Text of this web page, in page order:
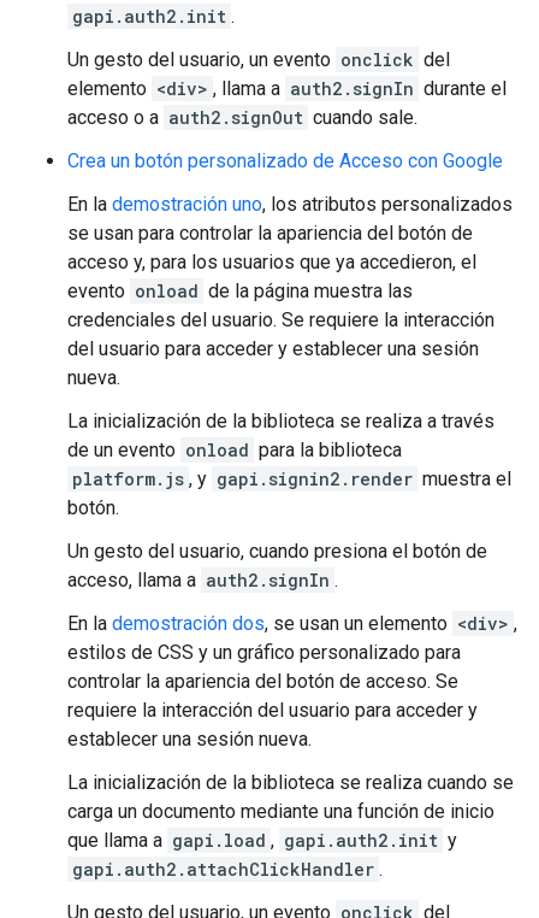
gapi.auth2.init .
Un gesto del usuario, un evento onclick del
elemento <div> , llama a auth2.signIn durante el
acceso o a auth2.signOut cuando sale.
Crea un botón personalizado de Acceso con Google
En la demostración uno, los atributos personalizados
se usan para controlar la apariencia del botón de
acceso y, para los usuarios que ya accedieron, el
evento onload de la página muestra las
credenciales del usuario. Se requiere la interacción
del usuario para acceder y establecer una sesión
nueva.
La inicialización de la biblioteca se realiza a través
de un evento onload para la biblioteca
platform.js , y gapi.signin2.render muestra el
botón.
Un gesto del usuario, cuando presiona el botón de
acceso, llama a auth2.signIn .
En la demostración dos, se usan un elemento <div> ,
estilos de CSS y un gráfico personalizado para
controlar la apariencia del botón de acceso. Se
requiere la interacción del usuario para acceder y
establecer una sesión nueva.
La inicialización de la biblioteca se realiza cuando se
carga un documento mediante una función de inicio
que llama a gapi.load , gapi.auth2.init y
gapi.auth2.attachClickHandler .
Un gesto del usuario, un evento onclick del